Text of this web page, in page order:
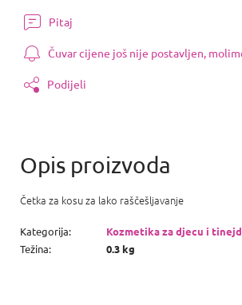
Pitaj
Čuvar cijene još nije postavljen,
Podijeli
Četka za kosu za lako raščešljavanje
Kategorija:
Kozmetika za djecu i
Težina: 0.3 kg